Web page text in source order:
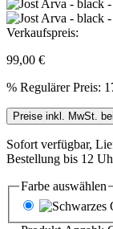
Verkaufspreis:
99,00 €
% Regulärer Preis:
Sofort verfügbar,
Be­stel­lung bis 12
Farbe auswählen